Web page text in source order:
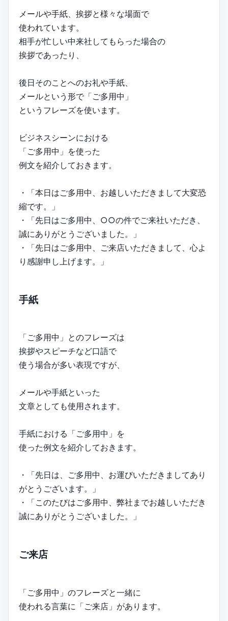
メールや手紙、挨拶と様々な場面で
使われています。
相手が忙しい中来社してもらった場合の
挨拶であったり、
後日そのことへのお礼や手紙、
メールという形で「ご多用中」
というフレーズを使います。
ビジネスシーンにおける
「ご多用中」を使った
例文を紹介しておきます。
・「本日はご多用中、お越しいただきまして大変恐
縮です。」
・「先日はご多用中、○○の件でご来社いただき、
誠にありがとうございました。」
・「先日はご多用中、ご来店いただきまして、心よ
り感謝申し上げます。」
手紙
「ご多用中」とのフレーズは
挨拶やスピーチなど口語で
使う場合が多い表現ですが、
メールや手紙といった
文章としても使用されます。
手紙における「ご多用中」を
使った例文を紹介しておきます。
・「先日は、ご多用中、お運びいただきましてあり
がとうございます。」
・「このたびはご多用中、弊社までお越しいただき
誠にありがとうございました。」
ご来店
「ご多用中」のフレーズと一緒に
使われる言葉に「ご来店」があります。